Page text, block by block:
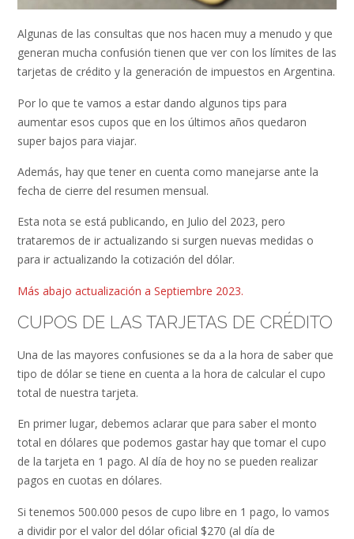
Algunas de las consultas que nos hacen muy a menudo y que
generan mucha confusión tienen que ver con los límites de las
tarjetas de crédito y la generación de impuestos en Argentina.
Por lo que te vamos a estar dando algunos tips para
aumentar esos cupos que en los últimos años quedaron
super bajos para viajar.
Además, hay que tener en cuenta como manejarse ante la
fecha de cierre del resumen mensual.
Esta nota se está publicando, en Julio del 2023, pero
trataremos de ir actualizando si surgen nuevas medidas o
para ir actualizando la cotización del dólar.
Más abajo actualización a Septiembre 2023.
CUPOS DE LAS TARJETAS DE CRÉDITO
Una de las mayores confusiones se da a la hora de saber que
tipo de dólar se tiene en cuenta a la hora de calcular el cupo
total de nuestra tarjeta.
En primer lugar, debemos aclarar que para saber el monto
total en dólares que podemos gastar hay que tomar el cupo
de la tarjeta en 1 pago. Al día de hoy no se pueden realizar
pagos en cuotas en dólares.
Si tenemos 500.000 pesos de cupo libre en 1 pago, lo vamos
a dividir por el valor del dólar oficial $270 (al día de